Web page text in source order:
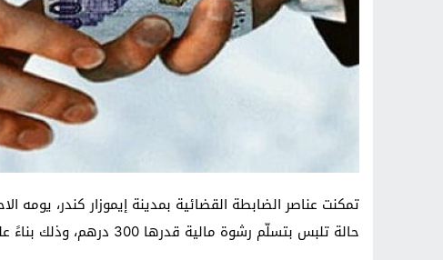
حالة تلبس بتسلّم رشوة مالية قدرها 300 درهم، وذلك بناءً على شكاية مواطن عبر الرقم الأخضر للتبليغ عن الرشوة.